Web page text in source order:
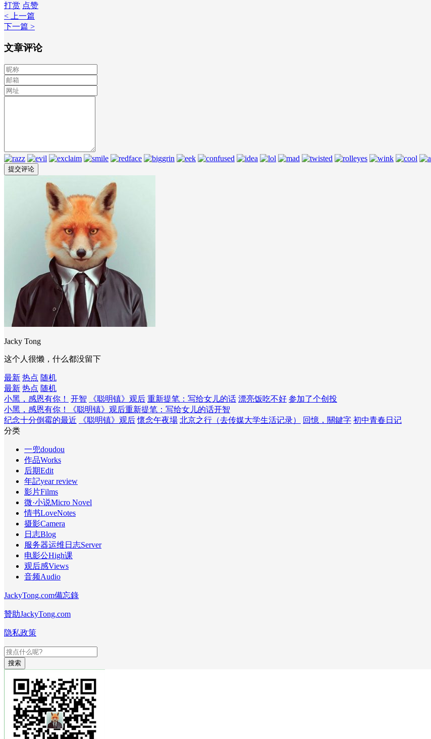
打赏 点赞
< 上一篇
下一篇 >
文章评论
Jacky Tong
这个人很懒，什么都没留下
最新 热点 随机
最新 热点 随机
小黑，感恩有你！
开智 《聪明镇》观后 重新提笔：写给女儿的话 漂亮饭吃不好 参加了个创投
小黑，感恩有你！
《聪明镇》观后重新提笔：写给女儿的话开智
纪念十分倒霉的最近
《聪明镇》观后 懷念午夜場 北京之行（去传媒大学生活记录） 回憶，關鍵字 初中青春日记
分类
一兜doudou
作品Works
后期Edit
年記year review
影片Films
微·小说Micro Novel
情书LoveNotes
摄影Camera
日志Blog
服务器运维日志Server
电影公High课
观后感Views
音频Audio
JackyTong.com備忘錄
贊助JackyTong.com
隐私政策
搜索